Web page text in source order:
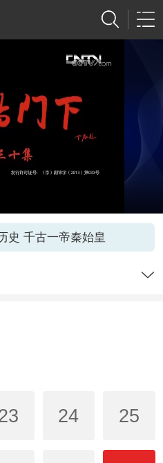
史 千古一帝秦始皇
24 25